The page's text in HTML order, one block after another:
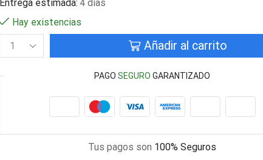
Entrega estimada: 4 días
Hay existencias
Añadir al carrito
PAGOSEGURO GARANTIZADO
Tus pagos son 100% Seguros